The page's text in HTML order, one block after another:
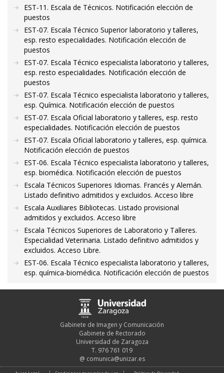
EST-11. Escala de Técnicos. Notificación elección de
puestos
EST-07. Escala Técnico Superior laboratorio y talleres,
esp. resto especialidades. Notificación elección de
puestos
EST-07. Escala Técnico especialista laboratorio y talleres,
esp. resto especialidades. Notificación elección de
puestos
EST-07. Escala Técnico especialista laboratorio y talleres,
esp. Química. Notificación elección de puestos
EST-07. Escala Oficial laboratorio y talleres, esp. resto
especialidades. Notificación elección de puestos
EST-07. Escala Oficial laboratorio y talleres, esp. química.
Notificación elección de puestos
EST-06. Escala Técnico especialista laboratorio y talleres,
esp. biomédica. Notificación elección de puestos
Escala Técnicos Superiores Idiomas. Francés y Alemán.
Listado definitivo admitidos y excluidos. Acceso libre
Escala Auxiliares Bibliotecas. Listado provisional
admitidos y excluidos. Acceso libre
Escala Técnicos Superiores de Laboratorio y Talleres.
Especialidad Veterinaria. Listado definitivo admitidos y
excluidos. Acceso Libre.
EST-06. Escala Técnico especialista laboratorio y talleres,
esp. química-biomédica. Notificación elección de puestos
Gabinete de Imagen y Comunicación
Gabinete de Rectorado
Universidad de Zaragoza
T. 976 761 019
@ comunica@unizar.es